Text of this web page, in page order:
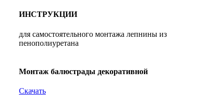
ИНСТРУКЦИИ
для самостоятельного монтажа лепнины из
пенополиуретана
Монтаж балюстрады декоративной
Скачать